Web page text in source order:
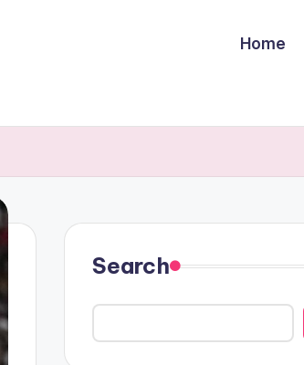
Home
Search